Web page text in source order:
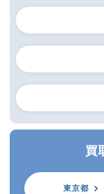
買
東京都